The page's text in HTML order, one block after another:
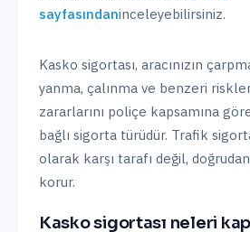
sayfasındaninceleyebilirsiniz.
Kasko sigortası, aracınızın
yanma, çalınma ve benzeri
zararlarını poliçe kapsamına
bağlı sigorta türüdür. Trafik
olarak karşı tarafı değil, doğrudan
korur.
Kasko sigortası neleri